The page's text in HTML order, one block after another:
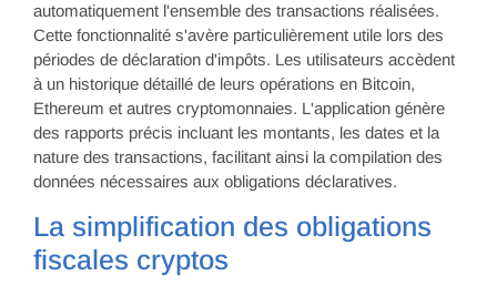
automatiquement l'ensemble des transactions réalisées.
Cette fonctionnalité s'avère particulièrement utile lors des
périodes de déclaration d'impôts. Les utilisateurs accèdent
à un historique détaillé de leurs opérations en Bitcoin,
Ethereum et autres cryptomonnaies. L'application génère
des rapports précis incluant les montants, les dates et la
nature des transactions, facilitant ainsi la compilation des
données nécessaires aux obligations déclaratives.
La simplification des obligations
fiscales cryptos